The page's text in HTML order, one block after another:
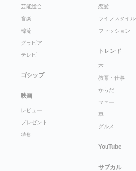
芸能総合
音楽
韓流
グラビア
テレビ
ゴシップ
映画
レビュー
プレゼント
特集
恋愛
ライフスタイル
ファッション
トレンド
本
教育・仕事
からだ
マネー
車
グルメ
YouTube
サブカル